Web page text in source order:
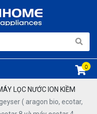
0
LỌC NƯỚC ION KIỀM
( aragon bio, ecotar,